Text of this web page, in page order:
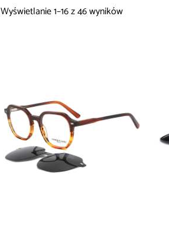
Wyświetlanie 1–16 z 46 wyników